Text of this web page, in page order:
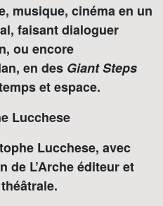
musique, cinéma en un
faisant dialoguer
ou encore
en des Giant Steps
et espace.
Lucchese
Lucchese, avec
de L’Arche éditeur et